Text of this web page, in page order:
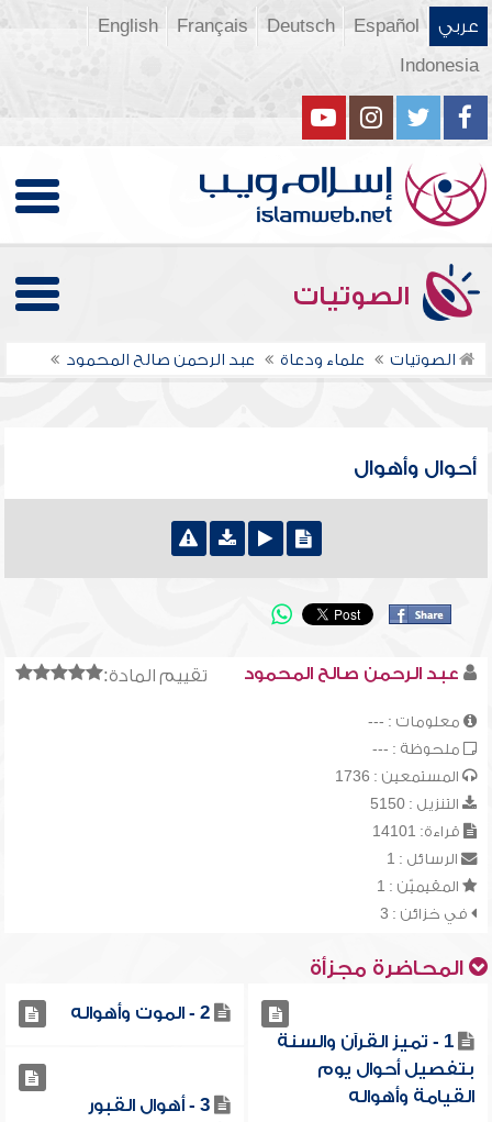
عربي Español
Deutsch
Français
English
Indonesia
الصوتيات
الصوتيات علماء ودعاة عبد الرحمن صالح المحمود
أحوال وأهوال
تقييم المادة: عبد الرحمن صالح المحمود
معلومات : ---
ملحوظة : ---
المستمعين : 1736
التنزيل : 5150
قراءة: 14101
الرسائل : 1
المقيميّن : 1
في خزائن : 3
المحاضرة مجزأة
1 - تميز القرآن والسنة
بتفصيل أحوال يوم
القيامة وأهواله
2 - الموت وأهواله
3 - أهوال القبور